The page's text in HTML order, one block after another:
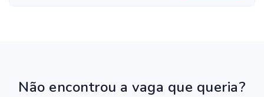
Não encontrou a vaga que queria?